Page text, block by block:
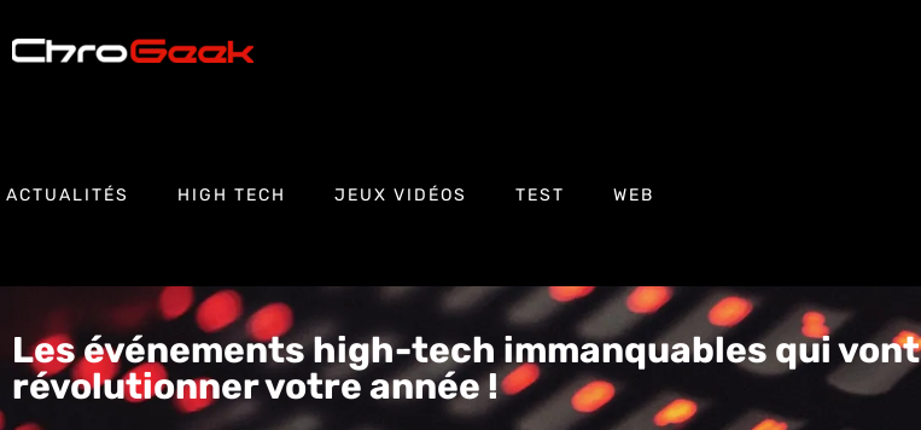
ACTUALITÉS HIGH TECH JEUX VIDÉOS TEST WEB
Les événements high-tech immanquables qui vont
révolutionner votre année !